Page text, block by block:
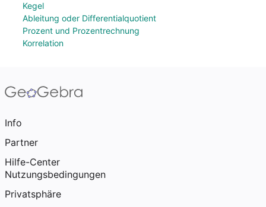
Kegel
Ableitung oder Differentialquotient
Prozent und Prozentrechnung
Korrelation
Info
Partner
Hilfe-Center
Nutzungsbedingungen
Privatsphäre